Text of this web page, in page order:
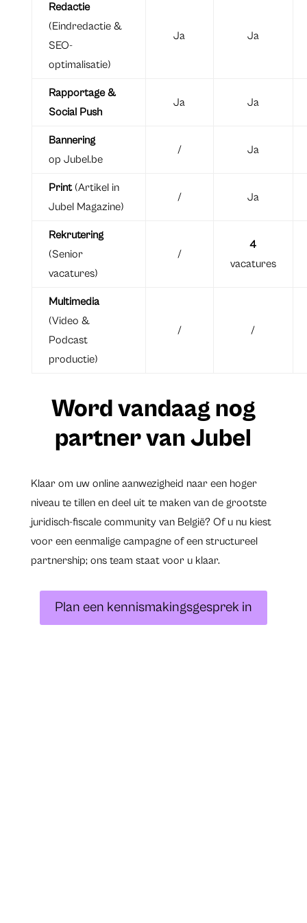
Redactie
(Eindredactie &
SEO-
optimalisatie)
Ja Ja
Rapportage &
Social Push
Ja Ja
Bannering
op Jubel.be
/ Ja
Print(Artikel in
Jubel Magazine)
/ Ja
Rekrutering
(Senior
vacatures)
/
4
vacatures
Multimedia
(Video &
Podcast
productie)
/ /
Word vandaag nog
partner van Jubel
Klaar om uw online aanwezigheid naar een hoger
niveau te tillen en deel uit te maken van de grootste
juridisch-fiscale community van België? Of u nu kiest
voor een eenmalige campagne of een structureel
partnership; ons team staat voor u klaar.
Plan een kennismakingsgesprek in